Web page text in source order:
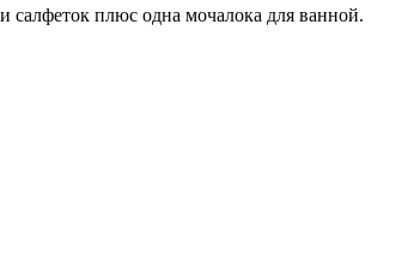
салфеток плюс одна мочалока для ванной.